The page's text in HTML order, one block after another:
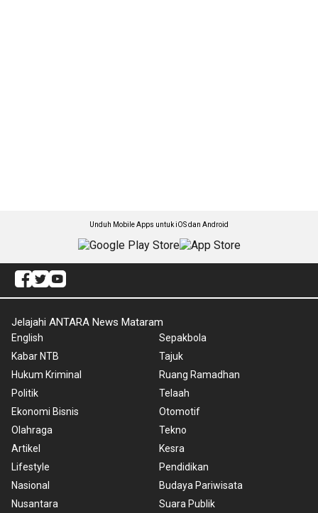
Unduh Mobile Apps untuk iOS dan Android
Jelajahi ANTARA News Mataram
English
Kabar NTB
Hukum Kriminal
Politik
Ekonomi Bisnis
Olahraga
Artikel
Lifestyle
Nasional
Nusantara
Sepakbola
Tajuk
Ruang Ramadhan
Telaah
Otomotif
Tekno
Kesra
Pendidikan
Budaya Pariwisata
Suara Publik